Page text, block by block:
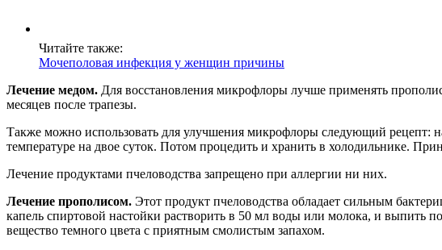
Читайте также:
Мочеполовая инфекция у женщин причины
Лечение медом. Для восстановления микрофлоры лучше применять
месяцев после трапезы.
Также можно использовать для улучшения микрофлоры следующий рецепт:
температуре на двое суток. Потом процедить и хранить в холодильнике.
Лечение продуктами пчеловодства запрещено при аллергии ни них.
Лечение прополисом. Этот продукт пчеловодства обладает сильным
капель спиртовой настойки растворить в 50 мл воды или молока, и выпить
вещество темного цвета с приятным смолистым запахом.